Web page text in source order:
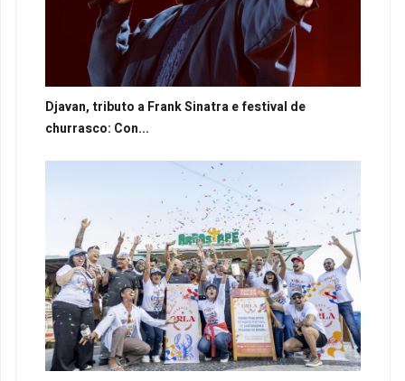
Djavan, tributo a Frank Sinatra e festival de
churrasco: Con...